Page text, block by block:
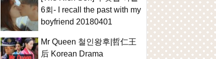
6회- I recall the past with my
boyfriend 20180401
Mr Queen 철인왕후|哲仁王
后 Korean Drama